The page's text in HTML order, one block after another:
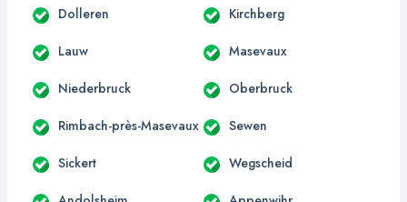
Dolleren Kirchberg
Lauw Masevaux
Niederbruck Oberbruck
Rimbach-près-Masevaux Sewen
Sickert Wegscheid